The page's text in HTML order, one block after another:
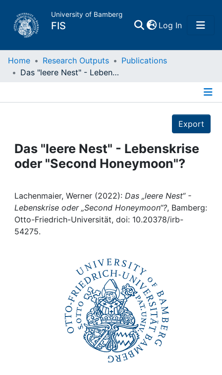
University of Bamberg
FIS Log In(current)
Home
Projects
People
Institutions
Awards
Home Research Outputs
Publications
Das "leere Nest" - Lebenskrise oder "Second Honeymoon"?
Export
Das "leere Nest" - Lebenskrise
oder "Second Honeymoon"?
Lachenmaier, Werner (2022): Das „leere Nest“ -
Lebenskrise oder „Second Honeymoon“?, Bamberg:
Otto-Friedrich-Universität, doi: 10.20378/irb-
54275.